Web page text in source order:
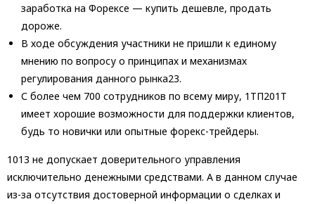
заработка на Форексе — купить дешевле, продать
дороже.
В ходе обсуждения участники не пришли к единому
мнению по вопросу о принципах и механизмах
регулирования данного рынка23.
С более чем 700 сотрудников по всему миру, 1ТП201Т
имеет хорошие возможности для поддержки клиентов,
будь то новички или опытные форекс-трейдеры.
1013 не допускает доверительного управления
исключительно денежными средствами. А в данном случае
из-за отсутствия достоверной информации о сделках и